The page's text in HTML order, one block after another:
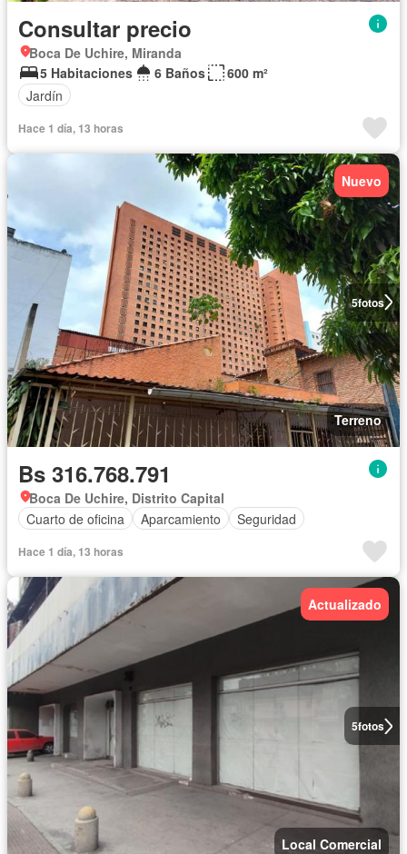
Consultar precio
Boca De Uchire, Miranda
5 Habitaciones
6 Baños
600 m²
Jardín
Hace 1 día, 13 horas
5fotos
Nuevo
Terreno
Bs 316.768.791
Boca De Uchire, Distrito Capital
Cuarto de oficina
Aparcamiento Seguridad
Hace 1 día, 13 horas
5fotos
Actualizado
Local Comercial